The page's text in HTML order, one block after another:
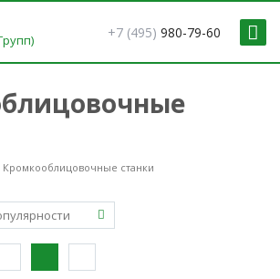
+7 (495) 980-79-60
Кромкооблицовочные станки